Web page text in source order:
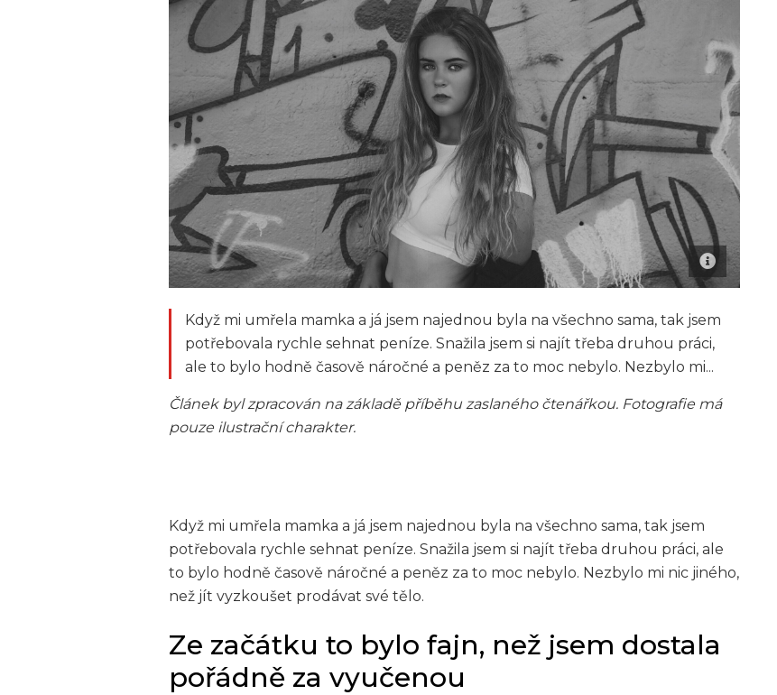
Když mi umřela mamka a já jsem najednou byla na všechno sama, tak jsem
potřebovala rychle sehnat peníze. Snažila jsem si najít třeba druhou práci,
ale to bylo hodně časově náročné a peněz za to moc nebylo. Nezbylo mi...
Článek byl zpracován na základě příběhu zaslaného čtenářkou. Fotografie má
pouze ilustrační charakter.
Když mi umřela mamka a já jsem najednou byla na všechno sama, tak jsem
potřebovala rychle sehnat peníze. Snažila jsem si najít třeba druhou práci, ale
to bylo hodně časově náročné a peněz za to moc nebylo. Nezbylo mi nic jiného,
než jít vyzkoušet prodávat své tělo.
Ze začátku to bylo fajn, než jsem dostala
pořádně za vyučenou